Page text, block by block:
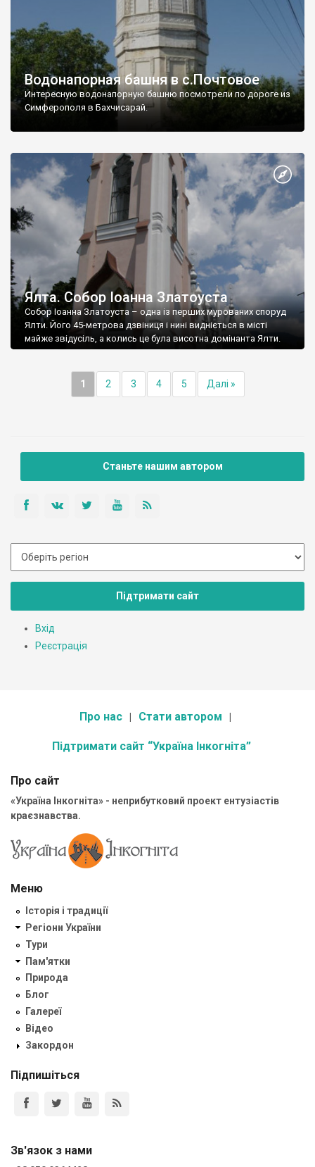
Водонапорная башня в с.Почтовое
Интересную водонапорную башню посмотрели по дороге из
Симферополя в Бахчисарай.
Ялта. Собор Іоанна Златоуста
Собор Іоанна Златоуста – одна із перших мурованих споруд
Ялти. Його 45-метрова дзвіниця і нині видніється в місті
майже звідусіль, а колись це була висотна домінанта Ялти.
1 2 3 4 5 Далі »
Станьте нашим автором
Підтримати сайт
Вхід
Реєстрація
Про нас Стати автором
Підтримати сайт “Україна Інкогніта”
Про сайт
«Україна Інкогніта» - неприбутковий проект ентузіастів
краєзнавства.
Меню
Історія і традиції
Регіони України
Тури
Пам'ятки
Природа
Блог
Галереї
Відео
Закордон
Підпишіться
Зв'язок з нами